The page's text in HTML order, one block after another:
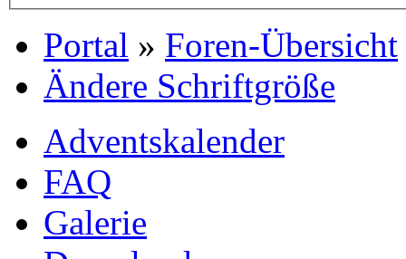
Portal » Foren-Übersicht
Ändere Schriftgröße
Adventskalender
FAQ
Galerie